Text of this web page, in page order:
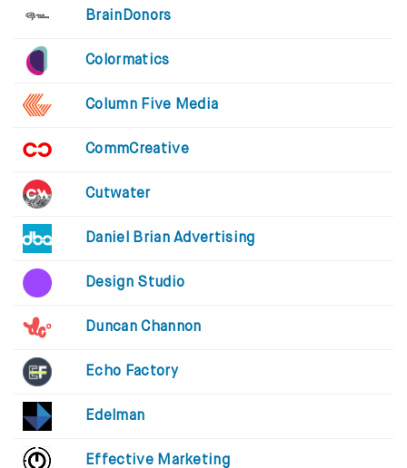
BrainDonors
Colormatics
Column Five Media
CommCreative
Cutwater
Daniel Brian Advertising
Design Studio
Duncan Channon
Echo Factory
Edelman
Effective Marketing